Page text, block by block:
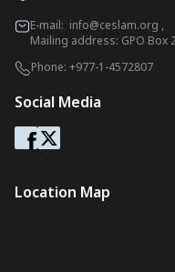
E-mail: info@ceslam.org ,
Mailing address: GPO Box
Phone: +977-1-4572807
Social Media
Location Map